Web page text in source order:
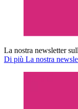
La nostra newsletter
Di più La nostra